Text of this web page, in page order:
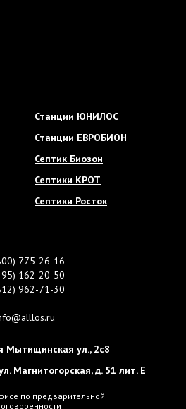
Станции ЮНИЛОС
Станции ЕВРОБИОН
Септик Биозон
Септики КРОТ
Септики Росток
775-26-16
162-20-50
962-71-30
Мытищинская ул., 2с8
Магнитогорская, д. 51 лит. Е
по предварительной